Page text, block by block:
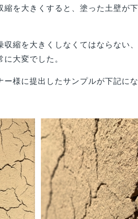
縮を大きくすると、塗った土壁が
収縮を大きくしなくてはならない
大変でした。
様に提出したサンプルが下記にな